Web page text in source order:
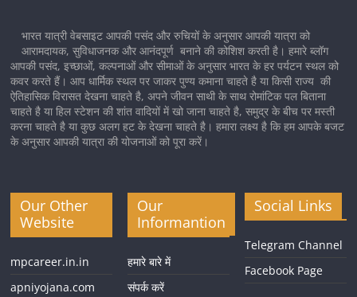
भारत यात्री वेबसाइट आपकी पसंद और रुचियों के अनुसार आपकी यात्रा को
आरामदायक, सुविधाजनक और आनंदपूर्ण बनाने की कोशिश करती है। हमारे ब्लॉग
आपकी पसंद, इच्छाओं, कल्पनाओं और सीमाओं के अनुसार भारत के हर पर्यटन स्थल को
कवर करते हैं। आप धार्मिक स्थल पर जाकर पुण्य कमाना चाहते है या किसी राज्य की
ऐतिहासिक विरासत देखना चाहते है, अपने जीवन साथी के साथ रोमांटिक पल बिताना
चाहते है या हिल स्टेशन की शांत वादियों में खो जाना चाहते है, समुद्र के बीच पर मस्ती
करना चाहते है या कुछ अलग हट के देखना चाहते है। हमारा लक्ष्य है कि हम आपके बजट
के अनुसार आपकी यात्रा की योजनाओं को पूरा करें।
Our Other
Website
mpcareer.in.in
apniyojana.com
Our
Informantion
हमारे बारे में
संपर्क करें
Social Links
Telegram Channel
Facebook Page